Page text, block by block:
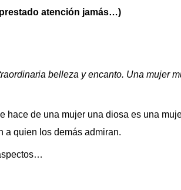
atención jamás…)
belleza y encanto. Una mujer
hace de una mujer una diosa es una
a quien los demás admiran.